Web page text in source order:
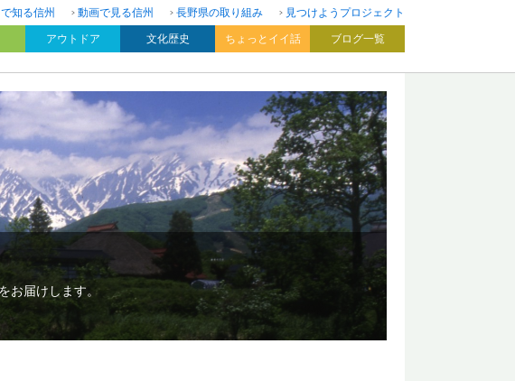
知る信州 動画で見る信州 長野県の取り組み
見つけようプロジェクト
アウトドア 文化歴史 ちょっとイイ話 ブログ一覧
お届けします。